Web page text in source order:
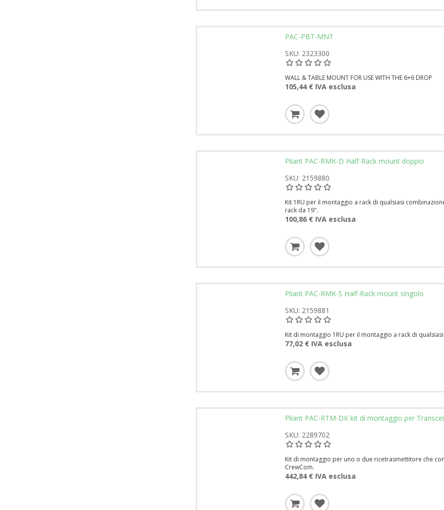
PAC-PBT-MNT
SKU: 2323300
WALL & TABLE MOUNT FOR USE WITH THE 6+6 DROP
105,44 € IVA esclusa
Pliant PAC-RMK-D Half-Rack mount doppio
SKU: 2159880
Kit 1RU per il montaggio a rack di qualsiasi
rack da 19".
100,86 € IVA esclusa
Pliant PAC-RMK-S Half-Rack mount singolo
SKU: 2159881
Kit di montaggio 1RU per il montaggio a rack di
77,02 € IVA esclusa
Pliant PAC-RTM-DK kit di montaggio per
SKU: 2289702
Kit di montaggio per uno o due ricetrasmettitore che
CrewCom.
442,84 € IVA esclusa